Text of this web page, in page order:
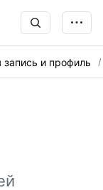
запись и профиль